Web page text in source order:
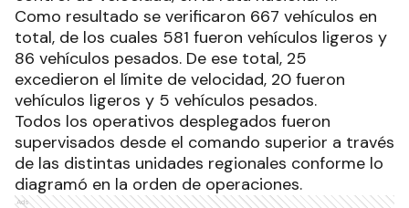
Como resultado se verificaron 667 vehículos en
total, de los cuales 581 fueron vehículos ligeros y
86 vehículos pesados. De ese total, 25
excedieron el límite de velocidad, 20 fueron
vehículos ligeros y 5 vehículos pesados.
Todos los operativos desplegados fueron
supervisados desde el comando superior a través
de las distintas unidades regionales conforme lo
diagramó en la orden de operaciones.
Ads